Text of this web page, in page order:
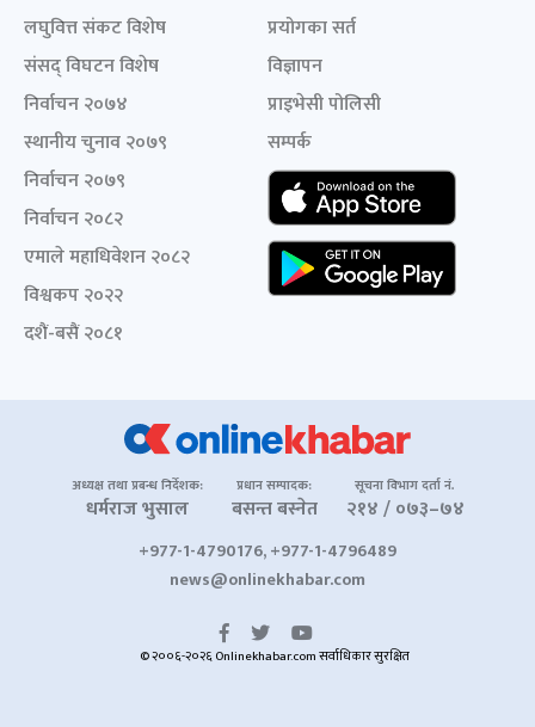
लघुवित्त संकट विशेष
संसद् विघटन विशेष
निर्वाचन २०७४
स्थानीय चुनाव २०७९
निर्वाचन २०७९
निर्वाचन २०८२
एमाले महाधिवेशन २०८२
विश्वकप २०२२
दशैं-बसैं २०८१
प्रयोगका सर्त
विज्ञापन
प्राइभेसी पोलिसी
सम्पर्क
अध्यक्ष तथा प्रबन्ध निर्देशक:
धर्मराज भुसाल
प्रधान सम्पादक:
बसन्त बस्नेत
सूचना विभाग दर्ता नं.
२१४ / ०७३–७४
+977-1-4790176, +977-1-4796489
news@onlinekhabar.com
© २००६-२०२६ Onlinekhabar.com सर्वाधिकार सुरक्षित